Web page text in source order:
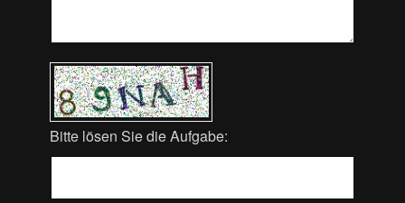
Bitte lösen Sie die Aufgabe: